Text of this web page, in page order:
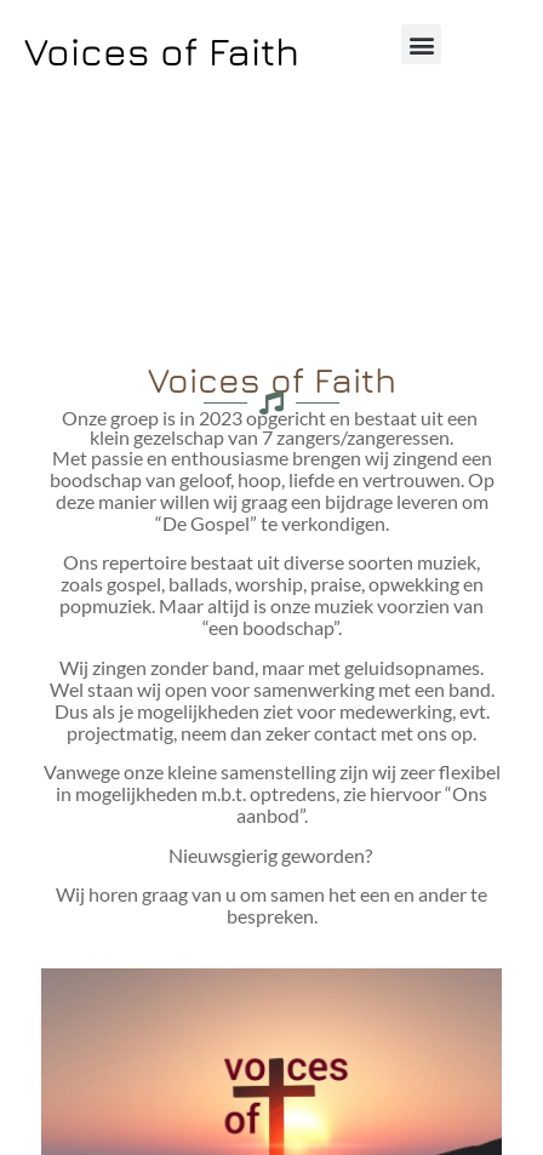
Voices of Faith
Voices of Faith
Onze groep is in 2023 opgericht en bestaat uit een
klein gezelschap van 7 zangers/zangeressen.
Met passie en enthousiasme brengen wij zingend een
boodschap van geloof, hoop, liefde en vertrouwen. Op
deze manier willen wij graag een bijdrage leveren om
“De Gospel” te verkondigen.
Ons repertoire bestaat uit diverse soorten muziek,
zoals gospel, ballads, worship, praise, opwekking en
popmuziek. Maar altijd is onze muziek voorzien van
“een boodschap”.
Wij zingen zonder band, maar met geluidsopnames.
Wel staan wij open voor samenwerking met een band.
Dus als je mogelijkheden ziet voor medewerking, evt.
projectmatig, neem dan zeker contact met ons op.
Vanwege onze kleine samenstelling zijn wij zeer flexibel
in mogelijkheden m.b.t. optredens, zie hiervoor “Ons
aanbod”.
Nieuwsgierig geworden?
Wij horen graag van u om samen het een en ander te
bespreken.